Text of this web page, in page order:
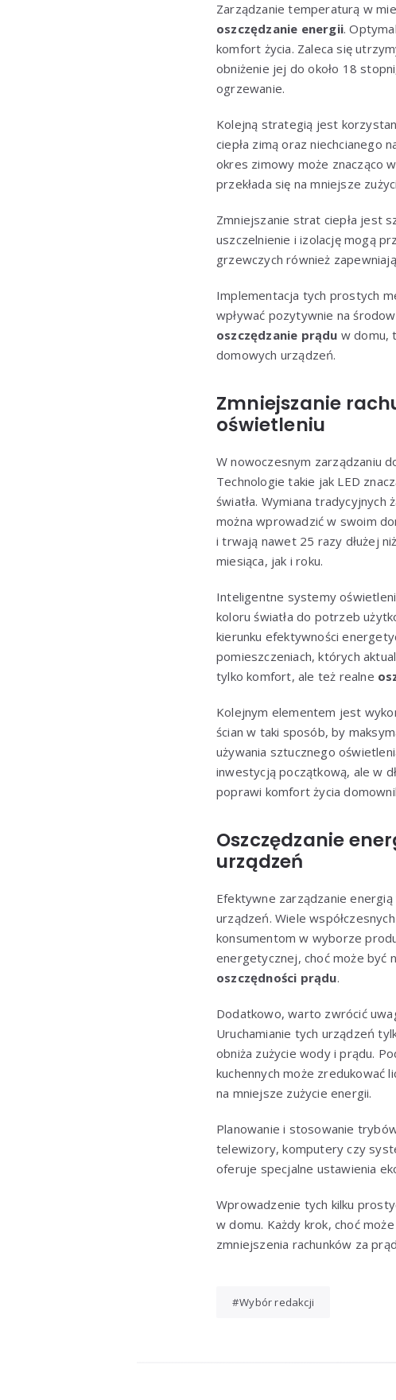
Zarządzanie temperaturą w
oszczędzanie energii.
komfort życia. Zaleca się
obniżenie jej do około 18
ogrzewanie.
Kolejną strategią jest
ciepła zimą oraz niechcianego
okres zimowy może znacząco
przekłada się na mniejsze
Zmniejszanie strat ciepła jest
uszczelnienie i izolację mogą
grzewczych również
Implementacja tych prostych
wpływać pozytywnie na
oszczędzanie prądu w domu,
domowych urządzeń.
Zmniejszanie
oświetleniu
W nowoczesnym zarządzaniu
Technologie takie jak LED
światła. Wymiana
można wprowadzić w swoim
i trwają nawet 25 razy dłużej
miesiąca, jak i roku.
Inteligentne systemy
koloru światła do potrzeb
kierunku efektywności
pomieszczeniach, których
tylko komfort, ale też realne
Kolejnym elementem jest
ścian w taki sposób, by
używania sztucznego
inwestycją początkową, ale w
poprawi komfort życia
Oszczędzanie
urządzeń
Efektywne zarządzanie
urządzeń. Wiele
konsumentom w wyborze
energetycznej, choć może być
oszczędności prądu.
Dodatkowo, warto zwrócić
Uruchamianie tych urządzeń
obniża zużycie wody i prądu.
kuchennych może zredukować
na mniejsze zużycie energii.
Planowanie i stosowanie
telewizory, komputery czy
oferuje specjalne ustawienia
Wprowadzenie tych kilku
w domu. Każdy krok, choć
zmniejszenia rachunków za
Wybór redakcji